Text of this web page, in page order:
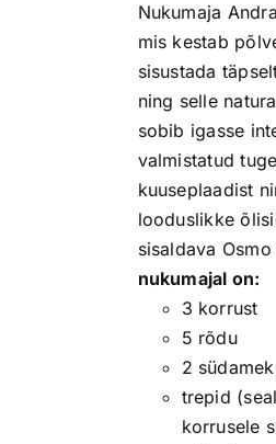
Nukumaja
mis kestab
sisustada
ning selle
sobib igasse
valmistatud
kuuseplaadist
looduslikke
sisaldava
nukumajal on:
3 korrust
5 rõdu
2
trepid
korrusele